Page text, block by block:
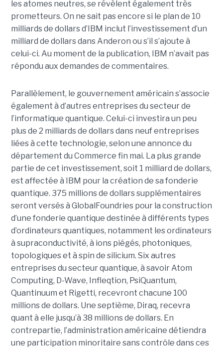
les atomes neutres, se révèlent également très
prometteurs. On ne sait pas encore si le plan de 10
milliards de dollars d’IBM inclut l’investissement d’un
milliard de dollars dans Anderon ou s’il s’ajoute à
celui-ci. Au moment de la publication, IBM n’avait pas
répondu aux demandes de commentaires.
Parallèlement, le gouvernement américain s’associe
également à d’autres entreprises du secteur de
l’informatique quantique. Celui-ci investira un peu
plus de 2 milliards de dollars dans neuf entreprises
liées à cette technologie, selon une annonce du
département du Commerce fin mai. La plus grande
partie de cet investissement, soit 1 milliard de dollars,
est affectée à IBM pour la création de sa fonderie
quantique. 375 millions de dollars supplémentaires
seront versés à GlobalFoundries pour la construction
d’une fonderie quantique destinée à différents types
d’ordinateurs quantiques, notamment les ordinateurs
à supraconductivité, à ions piégés, photoniques,
topologiques et à spin de silicium. Six autres
entreprises du secteur quantique, à savoir Atom
Computing, D-Wave, Infleqtion, PsiQuantum,
Quantinuum et Rigetti, recevront chacune 100
millions de dollars. Une septième, Diraq, recevra
quant à elle jusqu’à 38 millions de dollars. En
contrepartie, l’administration américaine détiendra
une participation minoritaire sans contrôle dans ces